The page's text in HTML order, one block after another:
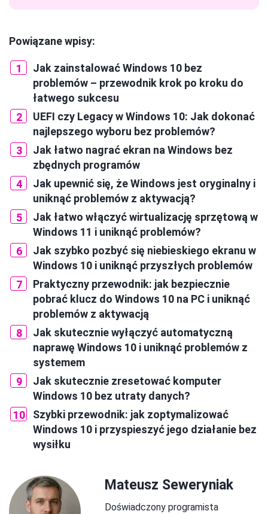
Powiązane wpisy:
Jak zainstalować Windows 10 bez
problemów – przewodnik krok po kroku do
łatwego sukcesu
UEFI czy Legacy w Windows 10: Jak dokonać
najlepszego wyboru bez problemów?
Jak łatwo nagrać ekran na Windows bez
zbędnych programów
Jak upewnić się, że Windows jest oryginalny i
uniknąć problemów z aktywacją?
Jak łatwo włączyć wirtualizację sprzętową w
Windows 11 i uniknąć problemów?
Jak szybko pozbyć się niebieskiego ekranu w
Windows 10 i uniknąć przyszłych problemów
Praktyczny przewodnik: jak bezpiecznie
pobrać klucz do Windows 10 na PC i uniknąć
problemów z aktywacją
Jak skutecznie wyłączyć automatyczną
naprawę Windows 10 i uniknąć problemów z
systemem
Jak skutecznie zresetować komputer
Windows 10 bez utraty danych?
Szybki przewodnik: jak zoptymalizować
Windows 10 i przyspieszyć jego działanie bez
wysiłku
Mateusz Seweryniak
Doświadczony programista